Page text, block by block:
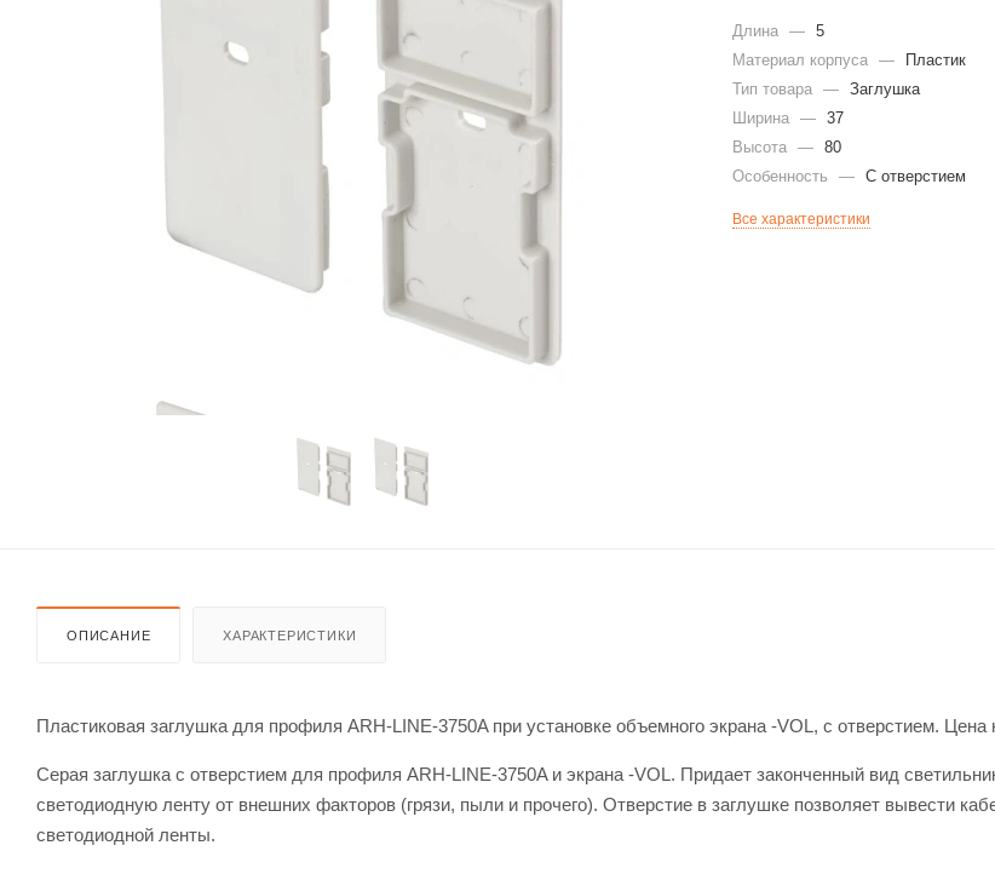
Длина —
5
Материал корпуса
—
Пластик
Тип товара
—
Заглушка
Ширина
—
37
Высота
—
80
Особенность
— С отверстием
Все характеристики
ОПИСАНИЕ ХАРАКТЕРИСТИКИ
Пластиковая заглушка для профиля ARH-LINE-3750A при установке объемного экрана -VOL, с отверстием. Цена
Серая заглушка с отверстием для профиля ARH-LINE-3750A и экрана -VOL. Придает законченный вид
светодиодную ленту от внешних факторов (грязи, пыли и прочего). Отверстие в заглушке позволяет вывести
светодиодной ленты.